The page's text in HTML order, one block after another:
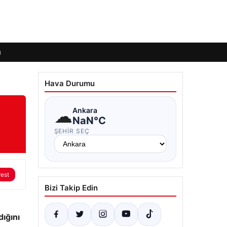
Hava Durumu
☁Ankara
NaN°C
ŞEHIR SEÇ
Bizi Takip Edin